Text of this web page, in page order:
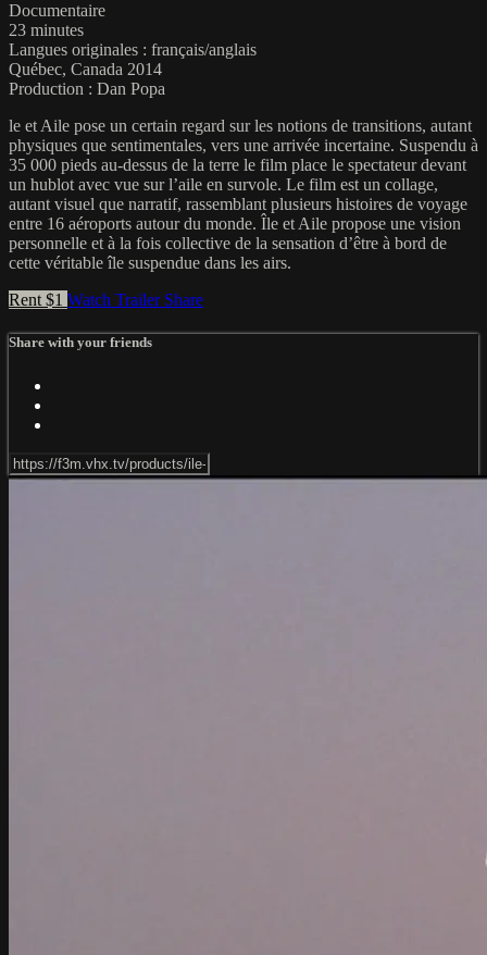
Documentaire
23 minutes
Langues originales : français/anglais
Québec, Canada 2014
Production : Dan Popa
le et Aile pose un certain regard sur les notions de transitions, autant
physiques que sentimentales, vers une arrivée incertaine. Suspendu à
35 000 pieds au-dessus de la terre le film place le spectateur devant
un hublot avec vue sur l’aile en survole. Le film est un collage,
autant visuel que narratif, rassemblant plusieurs histoires de voyage
entre 16 aéroports autour du monde. Île et Aile propose une vision
personnelle et à la fois collective de la sensation d’être à bord de
cette véritable île suspendue dans les airs.
Rent $1 Watch Trailer Share
Share with your friends